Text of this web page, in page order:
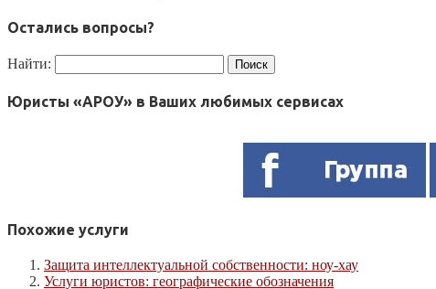
Остались вопросы?
Найти:
Юристы «АРОУ» в Ваших любимых сервисах
Похожие услуги
Защита интеллектуальной собственности: ноу-хау
Услуги юристов: географические обозначения